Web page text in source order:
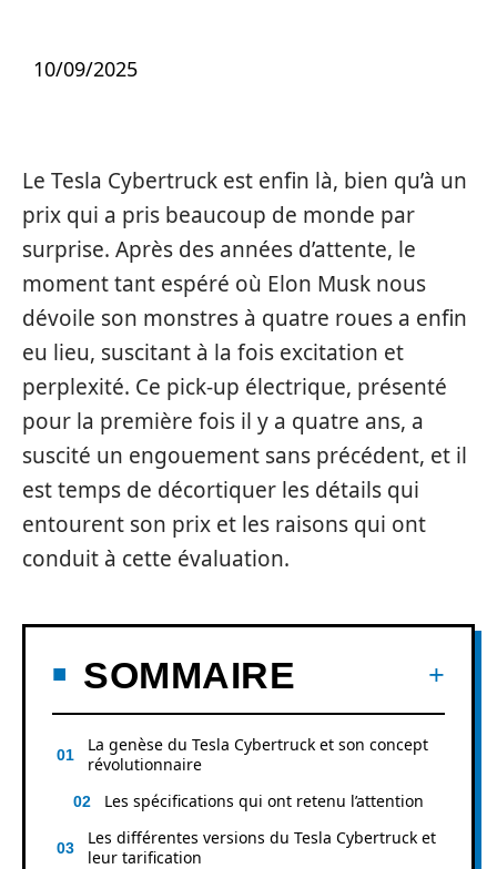
10/09/2025
Le Tesla Cybertruck est enfin là, bien qu’à un
prix qui a pris beaucoup de monde par
surprise. Après des années d’attente, le
moment tant espéré où Elon Musk nous
dévoile son monstres à quatre roues a enfin
eu lieu, suscitant à la fois excitation et
perplexité. Ce pick-up électrique, présenté
pour la première fois il y a quatre ans, a
suscité un engouement sans précédent, et il
est temps de décortiquer les détails qui
entourent son prix et les raisons qui ont
conduit à cette évaluation.
SOMMAIRE
La genèse du Tesla Cybertruck et son concept
révolutionnaire
Les spécifications qui ont retenu l’attention
Les différentes versions du Tesla Cybertruck et
leur tarification